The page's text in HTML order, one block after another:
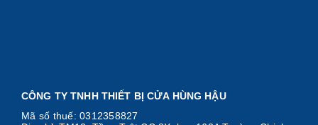
CÔNG TY TNHH THIẾT BỊ CỬA HÙNG HẬU
Mã số thuế: 0312358827